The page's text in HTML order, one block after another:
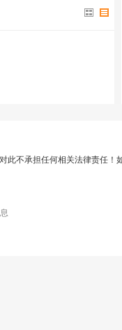
对此不承担任何相关法律责任！